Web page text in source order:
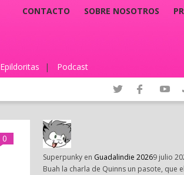
CONTACTO SOBRE NOSOTROS
Epildoritas | Podcast
0
Superpunky en Guadalindie 20269 julio
Buah la charla de Quinns un pasote, que